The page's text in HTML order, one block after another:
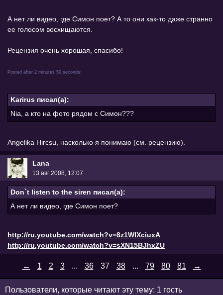
А нет ли видео, где Симон поет? А то они как-то даже странно
ее голосом восхищаются.
Рецензия очень хорошая, спасибо!
Posted after 2 minutes 50 seconds:
Karirus писал(а):
Nia, а кто на фото рядом с Симон???
Angelika Hircsu, насколько я понимаю (см. рецензию).
Lana
13 авг 2008, 12:07
Don`t listen to the siren писал(а):
А нет ли видео, где Симон поет?
http://ru.youtube.com/watch?v=8z1WIXciuxA
http://ru.youtube.com/watch?v=sXN15BJhxZU
← 1 2 3... 3637 38... 79 80 81 →
Пользователи, которые читают эту тему: 1 гость